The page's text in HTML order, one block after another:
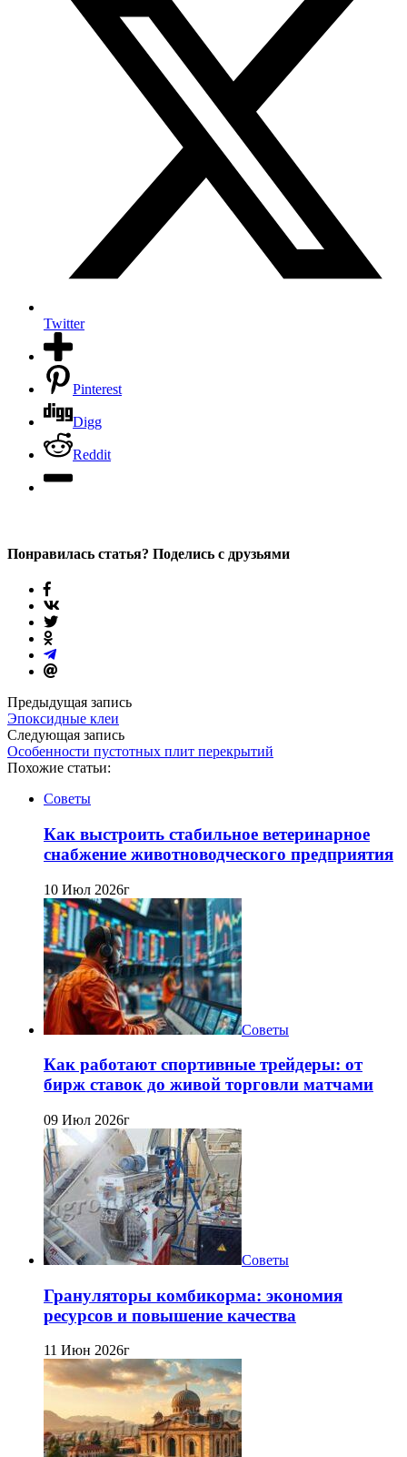
Twitter
Pinterest
Digg
Reddit
Понравилась статья? Поделись с друзьями
Предыдущая запись
Эпоксидные клеи
Следующая запись
Особенности пустотных плит перекрытий
Похожие статьи:
Советы
Как выстроить стабильное ветеринарное
снабжение животноводческого предприятия
10 Июл 2026г
Советы
Как работают спортивные трейдеры: от
бирж ставок до живой торговли матчами
09 Июл 2026г
Советы
Грануляторы комбикорма: экономия
ресурсов и повышение качества
11 Июн 2026г